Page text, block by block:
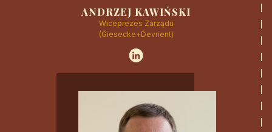
ANDRZEJ KAWIŃSKI
Wiceprezes Zarządu
(Giesecke+Devrient)